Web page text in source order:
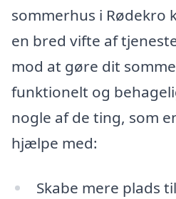
sommerhus i Rødekro
en bred vifte af
mod at gøre dit
funktionelt og
nogle af de ting, som
hjælpe med:
Skabe mere plads